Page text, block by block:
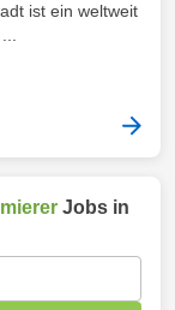
ist ein weltweit
Jobs in